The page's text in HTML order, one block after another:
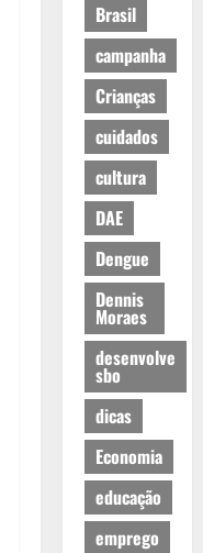
Brasil
campanha
Crianças
cuidados
cultura
DAE
Dengue
Dennis
Moraes
desenvolve
sbo
dicas
Economia
educação
emprego